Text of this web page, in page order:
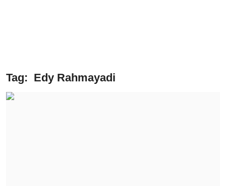
Futsalhita
Tag: Edy Rahmayadi